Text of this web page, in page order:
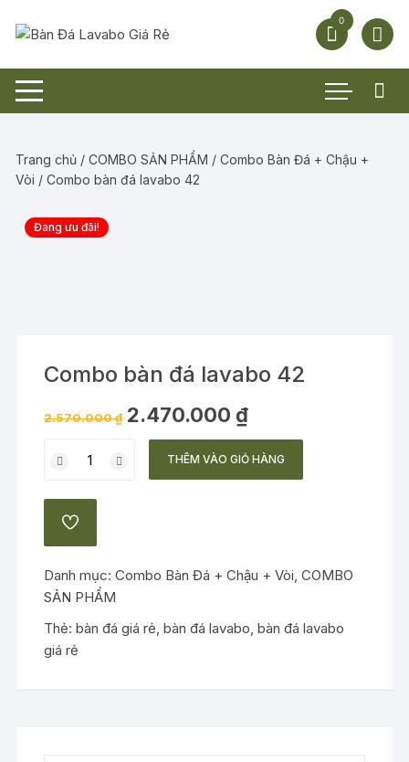
0
Trang chủ /COMBO SẢN PHẨM /Combo Bàn Đá + Chậu +
Vòi / Combo bàn đá lavabo 42
Đang ưu đãi!
Combo bàn đá lavabo 42
2.570.000₫ Giá
gốc
2.570.000 ₫.
2.470.000 ₫Giá
tại
là:
2.470.000 ₫.
bàn
lavabo
lượng
THÊM VÀO GIỎ HÀNG
ADD
Danh mục:Combo Bàn Đá + Chậu + Vòi,COMBO
SẢN PHẨM
Thẻ:bàn đá giá rẻ,bàn đá lavabo,bàn đá lavabo
giá rẻ